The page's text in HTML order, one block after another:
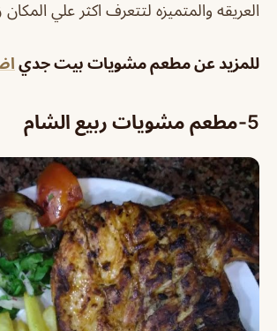
العريقه والمتميزه لتتعرف اكثر علي المكان
للمزيد عن مطعم مشويات بيت جدي
5- مطعم مشويات ربيع الشام